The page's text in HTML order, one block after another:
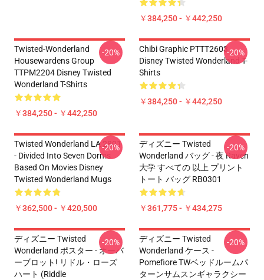
￥384,250 - ￥442,250
Twisted-Wonderland
Housewardens Group
TTPM2204 Disney Twisted
Wonderland T-Shirts
￥384,250 - ￥442,250
-20%
Chibi Graphic PTTT2603
Disney Twisted Wonderland T-
Shirts
￥384,250 - ￥442,250
-20%
Twisted Wonderland LA 2801
- Divided Into Seven Dorms
Based On Movies Disney
Twisted Wonderland Mugs
￥362,500 - ￥420,500
-20%
ディズニー Twisted
Wonderland バッグ - 夜 Raven
大学 すべての 以上 プリント
トート バッグ RB0301
￥361,775 - ￥434,275
-20%
ディズニー Twisted
Wonderland ポスター - オーバ
ーブロット! リドル・ローズ
ハート (Riddle
-20%
ディズニー Twisted
Wonderland ケース -
Pomefiore TWベッドルームパ
ターンサムスンギャラクシー
-20%